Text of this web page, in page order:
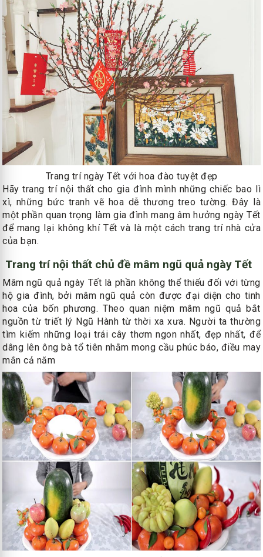
Trang trí ngày Tết với hoa đào tuyệt đẹp
Hãy trang trí nội thất cho gia đình mình những chiếc bao lì
xì, những bức tranh vẽ hoa dễ thương treo tường. Đây là
một phần quan trọng làm gia đình mang âm hưởng ngày Tết
để mang lại không khí Tết và là một cách trang trí nhà cửa
của bạn.
Trang trí nội thất chủ đề mâm ngũ quả ngày Tết
Mâm ngũ quả ngày Tết là phần không thể thiếu đối với từng
hộ gia đình, bởi mâm ngũ quả còn được đại diện cho tinh
hoa của bốn phương. Theo quan niệm mâm ngũ quả bắt
nguồn từ triết lý Ngũ Hành từ thời xa xưa. Người ta thường
tìm kiếm những loại trái cây thơm ngon nhất, đẹp nhất, để
dâng lên ông bà tổ tiên nhằm mong cầu phúc báo, điều may
mắn cả năm